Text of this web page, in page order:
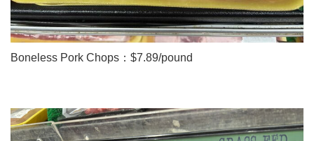
Boneless Pork Chops：$7.89/pound